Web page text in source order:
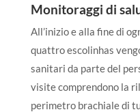
Monitoraggi di
All’inizio e alla fine di
quattro escolinhas
sanitari da parte del
visite comprendono la
perimetro brachiale di